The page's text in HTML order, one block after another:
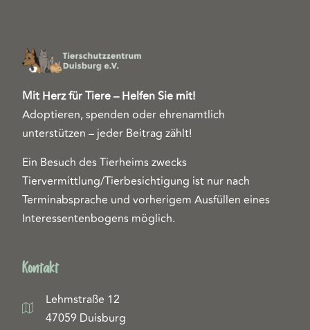
Mit Herz für Tiere – Helfen Sie mit!
Adoptieren, spenden oder ehrenamtlich
unterstützen – jeder Beitrag zählt!
Ein Besuch des Tierheims zwecks
Tiervermittlung/Tierbesichtigung ist nur nach
Terminabsprache und vorherigem Ausfüllen eines
Interessentenbogens möglich.
Kontakt
Lehmstraße 12
47059 Duisburg